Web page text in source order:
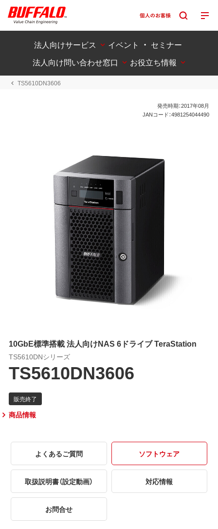
法人向けサービス
イベント ・ セミナー
法人向け問い合わせ窓口
お役立ち情報
TS5610DN3606
発売時期：2017年08月
JANコード：4981254044490
10GbE標準搭載 法人向けNAS 6ドライブ TeraStation
TS5610DNシリーズ
TS5610DN3606
商品情報
よくあるご質問 ソフトウェア
取扱説明書（設定動画） 対応情報
お問合せ